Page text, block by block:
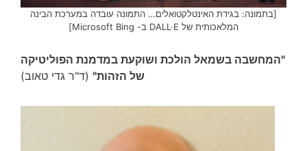
[בתמונה: בגידת האינטלקטואלים… התמונה עובדה במערכת הבינה
המלאכותית של DALL·E ב- Microsoft Bing]
"המחשבה בשמאל הולכת ושוקעת במדמנת הפוליטיקה
של הזהות" (ד"ר גדי טאוב)